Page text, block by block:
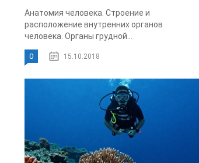
Анатомия человека. Строение и
расположение внутренних органов
человека. Органы грудной...
0 15.10.2018